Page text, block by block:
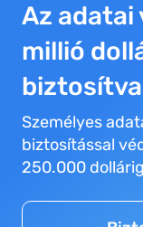
Az adatai
millió
biztosítva
Személyes
biztosítással
250.000